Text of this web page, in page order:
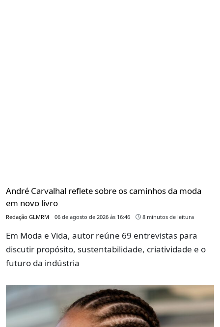
André Carvalhal reflete sobre os caminhos da moda
em novo livro
Redação GLMRM 06 de agosto de 2026 às 16:46 8 minutos de leitura
Em Moda e Vida, autor reúne 69 entrevistas para
discutir propósito, sustentabilidade, criatividade e o
futuro da indústria